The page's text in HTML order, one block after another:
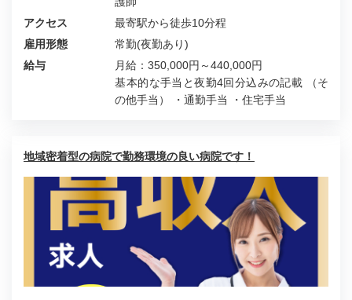
アクセス
最寄駅から徒歩10分程
雇用形態
常勤(夜勤あり)
給与
月給：350,000円～440,000円
基本的な手当と夜勤4回分込みの記載 （そ
の他手当） ・通勤手当 ・住宅手当
地域密着型の病院で勤務環境の良い病院です！